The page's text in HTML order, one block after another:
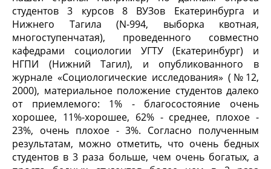
студентов 3 курсов 8 ВУЗов Екатеринбурга и
Нижнего Тагила (N-994, выборка квотная,
многоступенчатая), проведенного совместно
кафедрами социологии УГТУ (Екатеринбург) и
НГПИ (Нижний Тагил), и опубликованного в
журнале «Социологические исследования» (№12,
2000), материальное положение студентов далеко
от приемлемого: 1% - благосостояние очень
хорошее, 11%-хорошее, 62% - среднее, плохое -
23%, очень плохое - 3%. Согласно полученным
результатам, можно отметить, что очень бедных
студентов в 3 раза больше, чем очень богатых, а